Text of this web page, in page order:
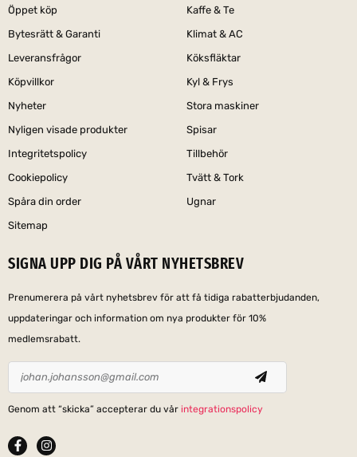
Öppet köp
Bytesrätt & Garanti
Leveransfrågor
Köpvillkor
Nyheter
Nyligen visade produkter
Integritetspolicy
Cookiepolicy
Spåra din order
Sitemap
Kaffe & Te
Klimat & AC
Köksfläktar
Kyl & Frys
Stora maskiner
Spisar
Tillbehör
Tvätt & Tork
Ugnar
SIGNA UPP DIG PÅ VÅRT NYHETSBREV
Prenumerera på vårt nyhetsbrev för att få tidiga rabatterbjudanden,
uppdateringar och information om nya produkter för 10%
medlemsrabatt.
Genom att “skicka” accepterar du vår integrationspolicy